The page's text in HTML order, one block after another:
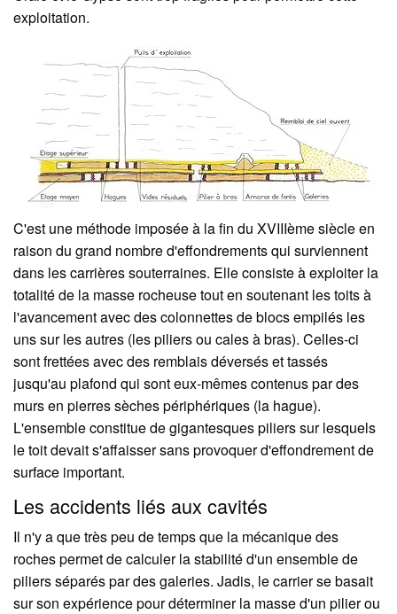
exploitation.
C'est une méthode imposée à la fin du XVIIIème siècle en
raison du grand nombre d'effondrements qui surviennent
dans les carrières souterraines. Elle consiste à exploiter la
totalité de la masse rocheuse tout en soutenant les toits à
l'avancement avec des colonnettes de blocs empilés les
uns sur les autres (les piliers ou cales à bras). Celles-ci
sont frettées avec des remblais déversés et tassés
jusqu'au plafond qui sont eux-mêmes contenus par des
murs en pierres sèches périphériques (la hague).
L'ensemble constitue de gigantesques piliers sur lesquels
le toit devait s'affaisser sans provoquer d'effondrement de
surface important.
Les accidents liés aux cavités
Il n'y a que très peu de temps que la mécanique des
roches permet de calculer la stabilité d'un ensemble de
piliers séparés par des galeries. Jadis, le carrier se basait
sur son expérience pour déterminer la masse d'un pilier ou